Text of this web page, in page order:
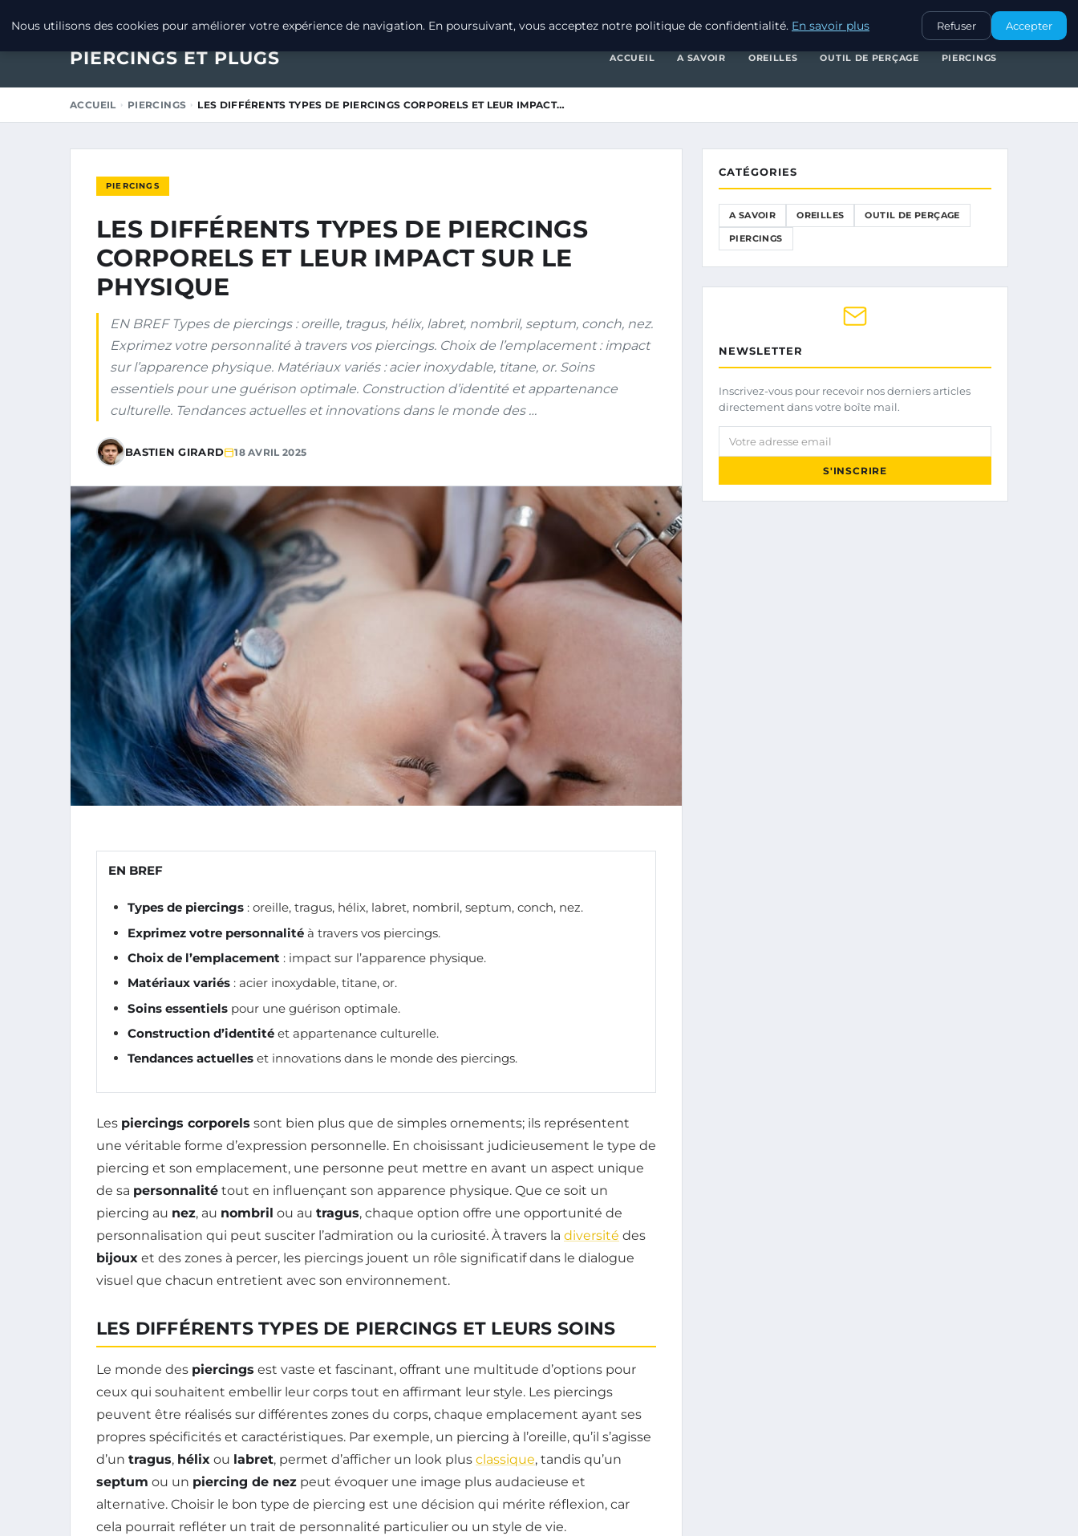
OUTIL DE PERÇAGEPIERCINGS
PIERCINGS ET PLUGS ACCUEIL A SAVOIR OREILLES OUTIL DE PERÇAGE PIERCINGS
ACCUEIL PIERCINGS LES DIFFÉRENTS TYPES DE PIERCINGS CORPORELS ET LEUR IMPACT…
PIERCINGS
LES DIFFÉRENTS TYPES DE PIERCINGS
CORPORELS ET LEUR IMPACT SUR LE
PHYSIQUE
EN BREF Types de piercings : oreille, tragus, hélix, labret, nombril, septum, conch, nez.
Exprimez votre personnalité à travers vos piercings. Choix de l’emplacement : impact
sur l’apparence physique. Matériaux variés : acier inoxydable, titane, or. Soins
essentiels pour une guérison optimale. Construction d’identité et appartenance
culturelle. Tendances actuelles et innovations dans le monde des …
BASTIEN GIRARD 18 AVRIL 2025
EN BREF
Types de piercings : oreille, tragus, hélix, labret, nombril, septum, conch, nez.
Exprimez votre personnalité à travers vos piercings.
Choix de l’emplacement : impact sur l’apparence physique.
Matériaux variés : acier inoxydable, titane, or.
Soins essentiels pour une guérison optimale.
Construction d’identité et appartenance culturelle.
Tendances actuelles et innovations dans le monde des piercings.
Les piercings corporels sont bien plus que de simples ornements; ils représentent
une véritable forme d’expression personnelle. En choisissant judicieusement le type de
piercing et son emplacement, une personne peut mettre en avant un aspect unique
de sa personnalité tout en influençant son apparence physique. Que ce soit un
piercing au nez, au nombril ou au tragus, chaque option offre une opportunité de
personnalisation qui peut susciter l’admiration ou la curiosité. À travers la diversité des
bijoux et des zones à percer, les piercings jouent un rôle significatif dans le dialogue
visuel que chacun entretient avec son environnement.
LES DIFFÉRENTS TYPES DE PIERCINGS ET LEURS SOINS
Le monde des piercings est vaste et fascinant, offrant une multitude d’options pour
ceux qui souhaitent embellir leur corps tout en affirmant leur style. Les piercings
peuvent être réalisés sur différentes zones du corps, chaque emplacement ayant ses
propres spécificités et caractéristiques. Par exemple, un piercing à l’oreille, qu’il s’agisse
d’un tragus, hélix ou labret, permet d’afficher un look plus classique, tandis qu’un
septum ou un piercing de nez peut évoquer une image plus audacieuse et
alternative. Choisir le bon type de piercing est une décision qui mérite réflexion, car
cela pourrait refléter un trait de personnalité particulier ou un style de vie.
CATÉGORIES
A SAVOIR OREILLES OUTIL DE PERÇAGE
PIERCINGS
NEWSLETTER
Inscrivez-vous pour recevoir nos derniers articles
directement dans votre boîte mail.
Votre adresse email
S'INSCRIRE
Nous utilisons des cookies pour améliorer votre expérience de navigation. En poursuivant, vous acceptez notre politique de confidentialité. En savoir plus Refuser Accepter